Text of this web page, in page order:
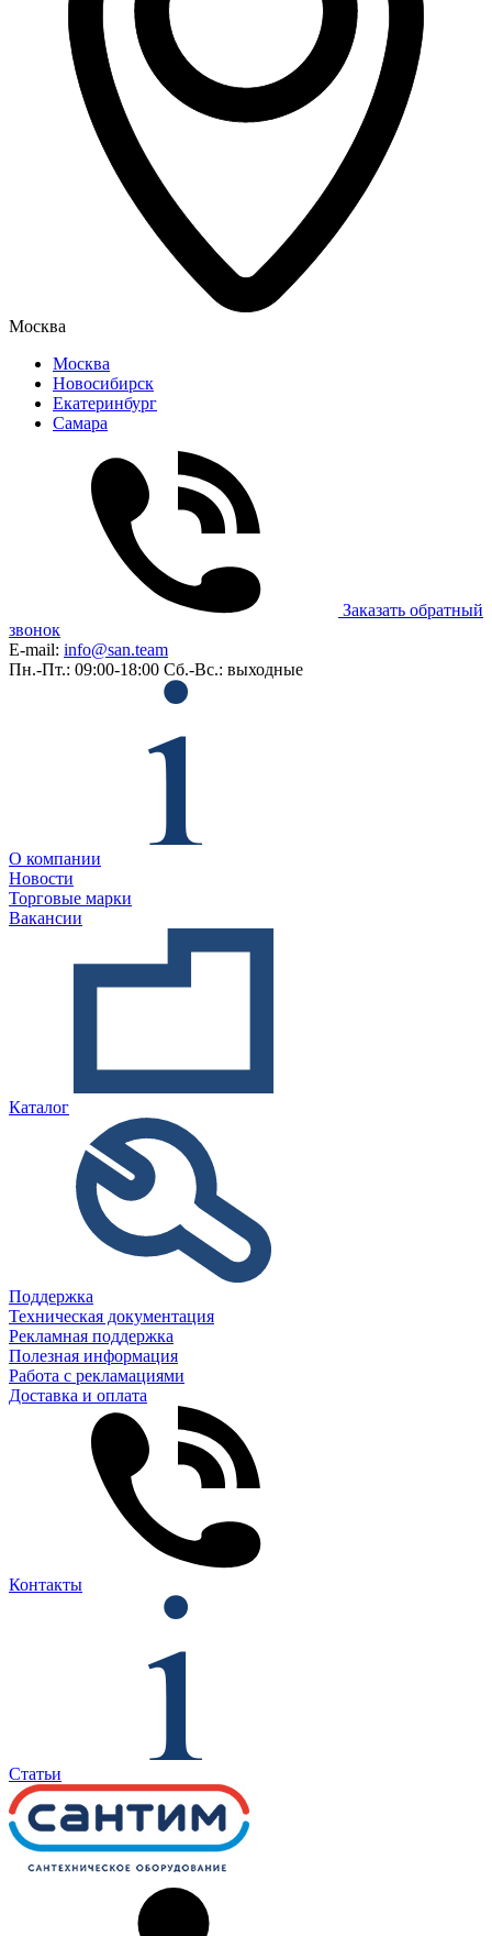
Москва
Москва
Новосибирск
Екатеринбург
Самара
Заказать обратный
звонок
E-mail: info@san.team
Пн.-Пт.: 09:00-18:00 Сб.-Вс.: выходные
О компании
Новости
Торговые марки
Вакансии
Каталог
Поддержка
Техническая документация
Рекламная поддержка
Полезная информация
Работа с рекламациями
Доставка и оплата
Контакты
Статьи